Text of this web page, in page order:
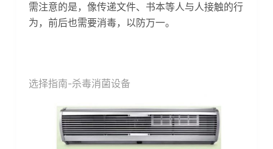
需注意的是，像传递文件、书本等人与人接触的行
为，前后也需要消毒，以防万一。
选择指南-杀毒消菌设备